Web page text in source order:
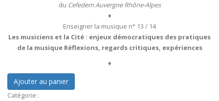
du Cefedem Auvergne Rhône-Alpes
♦
Enseigner la musique n° 13 / 14
Les musiciens et la Cité : enjeux démocratiques des pratiques
de la musique Réflexions, regards critiques, expériences
♦
Catégorie :